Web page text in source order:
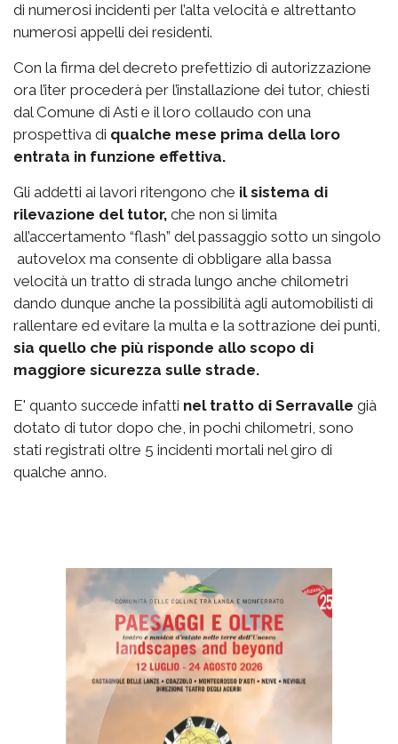
di numerosi incidenti per l’alta velocità e altrettanto
numerosi appelli dei residenti.
Con la firma del decreto prefettizio di autorizzazione
ora l’iter procederà per l’installazione dei tutor, chiesti
dal Comune di Asti e il loro collaudo con una
prospettiva di qualche mese prima della loro
entrata in funzione effettiva.
Gli addetti ai lavori ritengono che il sistema di
rilevazione del tutor, che non si limita
all’accertamento “flash” del passaggio sotto un singolo
autovelox ma consente di obbligare alla bassa
velocità un tratto di strada lungo anche chilometri
dando dunque anche la possibilità agli automobilisti di
rallentare ed evitare la multa e la sottrazione dei punti,
sia quello che più risponde allo scopo di
maggiore sicurezza sulle strade.
E' quanto succede infatti nel tratto di Serravalle già
dotato di tutor dopo che, in pochi chilometri, sono
stati registrati oltre 5 incidenti mortali nel giro di
qualche anno.